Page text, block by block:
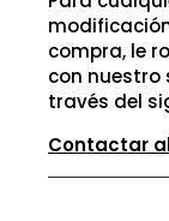
compra, le
con nuestro
través del
Contactar